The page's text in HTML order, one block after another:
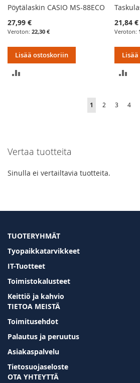
Pöytälaskin CASIO MS-88ECO
27,99 €
22,30 €
Lisää ostoskoriin
21,84 €
Sivu
You're
1 Sivu
2 Sivu
3 Sivu
4
Vertaa tuotteita
Sinulla ei vertailtavia tuotteita.
TUOTERYHMÄT
Tyopaikkatarvikkeet
IT-Tuotteet
Toimistokalusteet
Keittiö ja kahvio
TIETOA MEISTÄ
Toimitusehdot
Palautus ja peruutus
Asiakaspalvelu
Tietosuojaseloste
OTA YHTEYTTÄ